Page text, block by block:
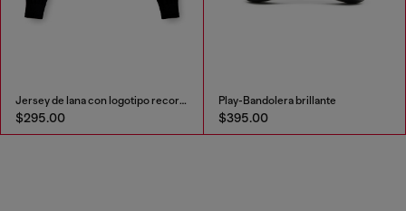
Jersey de lana con logotipo recortado
$295.00
Play-Bandolera brillante
$395.00